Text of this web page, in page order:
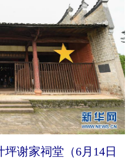
谢家祠堂（6月14日